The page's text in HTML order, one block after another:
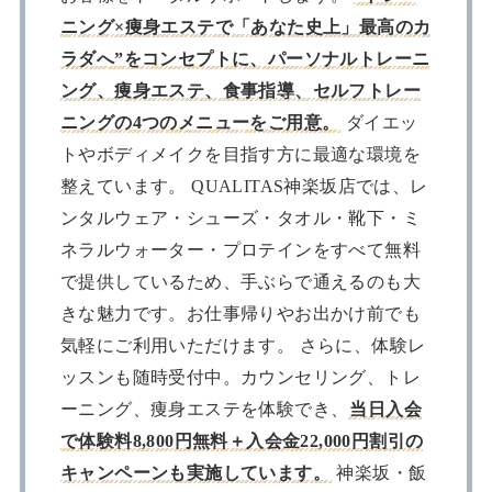
ニング×痩身エステで「あなた史上」最高のカ
ラダへ”をコンセプトに、パーソナルトレーニ
ング、痩身エステ、食事指導、セルフトレー
ニングの4つのメニューをご用意。
ダイエッ
トやボディメイクを目指す方に最適な環境を
整えています。 QUALITAS神楽坂店では、レ
ンタルウェア・シューズ・タオル・靴下・ミ
ネラルウォーター・プロテインをすべて無料
で提供しているため、手ぶらで通えるのも大
きな魅力です。お仕事帰りやお出かけ前でも
気軽にご利用いただけます。 さらに、体験レ
ッスンも随時受付中。カウンセリング、トレ
ーニング、痩身エステを体験でき、 当日入会
で体験料8,800円無料＋入会金22,000円割引の
キャンペーンも実施しています。
神楽坂・飯